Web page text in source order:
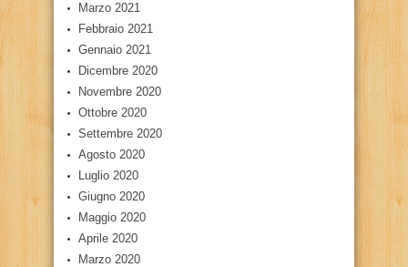
Marzo 2021
Febbraio 2021
Gennaio 2021
Dicembre 2020
Novembre 2020
Ottobre 2020
Settembre 2020
Agosto 2020
Luglio 2020
Giugno 2020
Maggio 2020
Aprile 2020
Marzo 2020